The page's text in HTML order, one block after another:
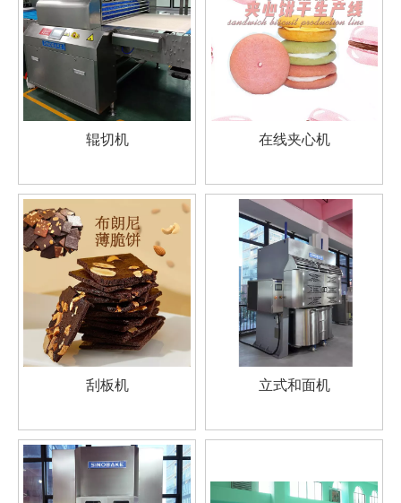
辊切机 在线夹心机
刮板机 立式和面机